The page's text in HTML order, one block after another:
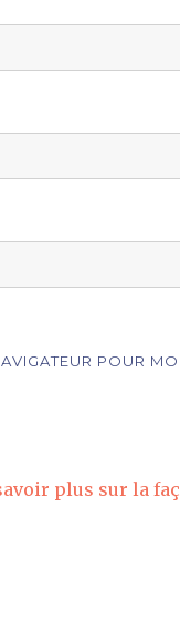
POUR
plus sur la